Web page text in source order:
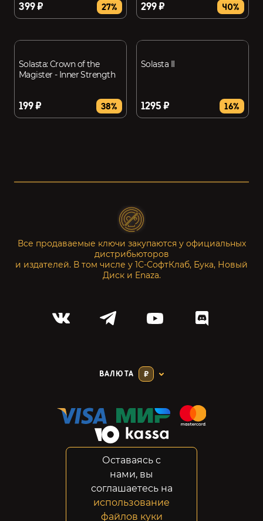
399 ₽ 27% 299 ₽ 40%
Solasta: Crown of the
Magister - Inner Strength
199 ₽ 38%
Solasta II
1295 ₽ 16%
Все продаваемые ключи закупаются у официальных
дистрибьюторов
и издателей. В том числе у 1С-СофтКлаб, Бука, Новый
Диск и Enaza.
ВАЛЮТА ₽
Конфиденциальность
Возвраты
Правовая информация
Оставаясь с
нами, вы
соглашаетесь на
использование
файлов куки